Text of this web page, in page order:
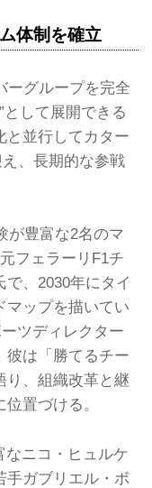
体制を確立
ーグループを完全
として展開できる
と並行してカター
、長期的な参戦
が豊富な2名のマ
フェラーリF1チ
、2030年にタイ
マップを描いてい
ツディレクター
彼は「勝てるチー
り、組織改革と継
置づける。
なニコ・ヒュルケ
手ガブリエル・ボ